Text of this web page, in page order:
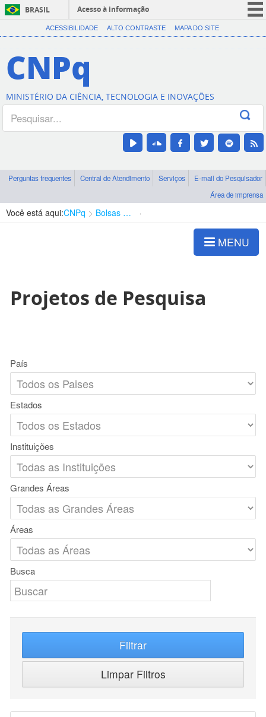
BRASIL
Acesso à informação
CORONAVÍRUS (COVID-19)
Canais
ACESSIBILIDADE ALTO CONTRASTE MAPA DO SITE
CNPq
MINISTÉRIO DA CIÊNCIA, TECNOLOGIA E INOVAÇÕES
Perguntas frequentes Central de Atendimento Serviços
E-mail do Pesquisador
Área de imprensa
Você está aqui:CNPq Bolsas e Auxílios Vigentes
MENU
Projetos de Pesquisa
País
Estados
Instituições
Grandes Áreas
Áreas
Busca
Filtrar
Limpar Filtros